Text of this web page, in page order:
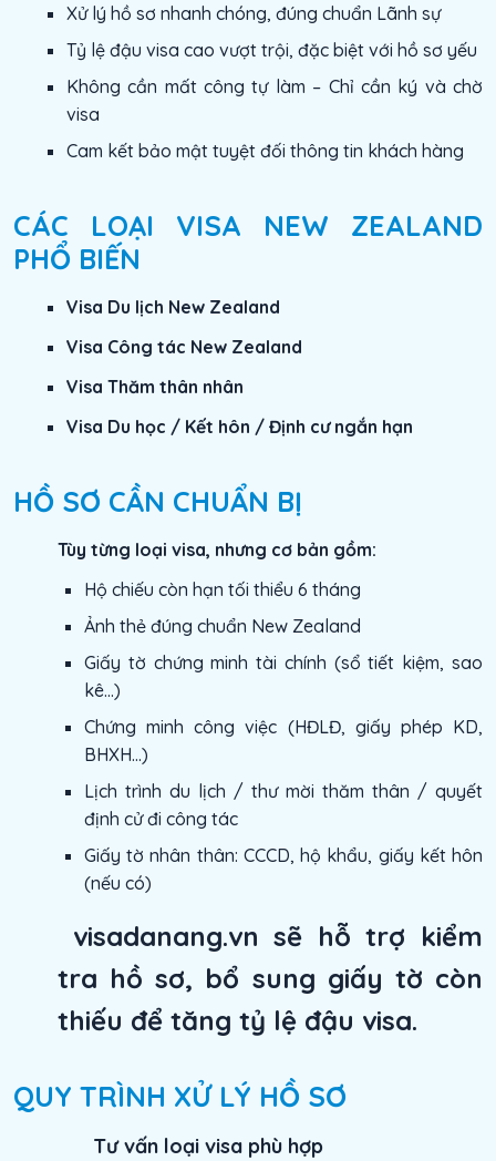
Xử lý hồ sơ nhanh chóng, đúng chuẩn Lãnh sự
Tỷ lệ đậu visa cao vượt trội, đặc biệt với hồ sơ yếu
Không cần mất công tự làm – Chỉ cần ký và chờ
visa
Cam kết bảo mật tuyệt đối thông tin khách hàng
CÁC LOẠI VISA NEW ZEALAND
PHỔ BIẾN
Visa Du lịch New Zealand
Visa Công tác New Zealand
Visa Thăm thân nhân
Visa Du học / Kết hôn / Định cư ngắn hạn
HỒ SƠ CẦN CHUẨN BỊ
Tùy từng loại visa, nhưng cơ bản gồm:
Hộ chiếu còn hạn tối thiểu 6 tháng
Ảnh thẻ đúng chuẩn New Zealand
Giấy tờ chứng minh tài chính (sổ tiết kiệm, sao
kê…)
Chứng minh công việc (HĐLĐ, giấy phép KD,
BHXH…)
Lịch trình du lịch / thư mời thăm thân / quyết
định cử đi công tác
Giấy tờ nhân thân: CCCD, hộ khẩu, giấy kết hôn
(nếu có)
visadanang.vn sẽ hỗ trợ kiểm
tra hồ sơ, bổ sung giấy tờ còn
thiếu để tăng tỷ lệ đậu visa.
QUY TRÌNH XỬ LÝ HỒ SƠ
Tư vấn loại visa phù hợp